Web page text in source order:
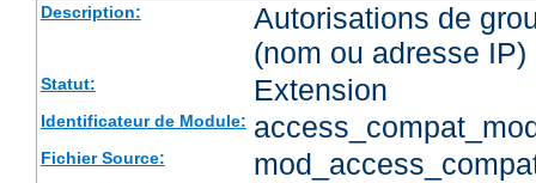
Description:
Autorisations de
(nom ou adresse IP)
Statut: Extension
Identificateur de Module:
Fichier Source: